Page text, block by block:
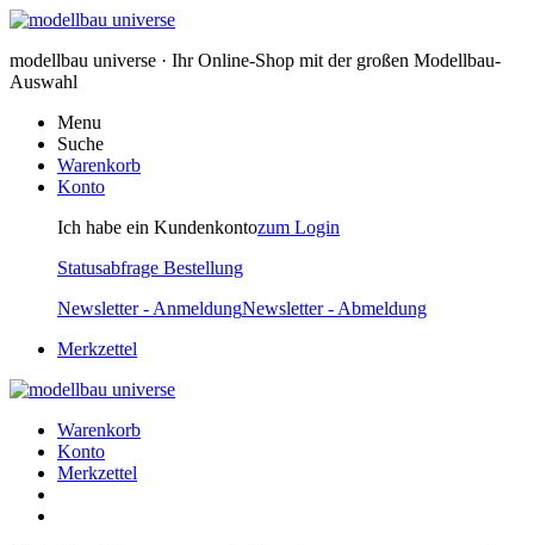
modellbau universe · Ihr Online-Shop mit der großen Modellbau-
Auswahl
Menu
Suche
Warenkorb
Konto
Ich habe ein Kundenkontozum Login
Statusabfrage Bestellung
Newsletter - AnmeldungNewsletter - Abmeldung
Merkzettel
Warenkorb
Konto
Merkzettel